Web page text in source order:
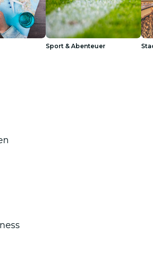
Sport & Abenteuer